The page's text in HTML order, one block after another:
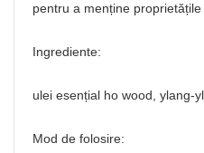
pentru a menține
Ingrediente:
ulei esențial ho wood, ylang-
Mod de folosire: